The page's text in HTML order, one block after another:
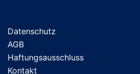
Datenschutz
AGB
Haftungsausschluss
Kontakt